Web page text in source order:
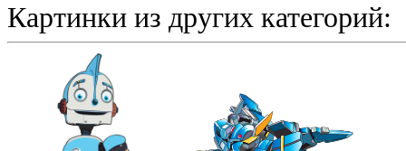
Картинки из других категорий: